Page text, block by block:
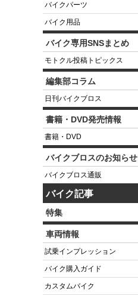
バイクパーツ
バイク用品
バイク専用SNSまとめ
モトクル投稿トピックス
編集部コラム
日刊バイクブロス
書籍・DVD発売情報
書籍・DVD
バイクブロスのお知らせ
バイクブロス通販
バイク記事
特集
車両情報
試乗インプレッション
バイク購入ガイド
カスタムバイク